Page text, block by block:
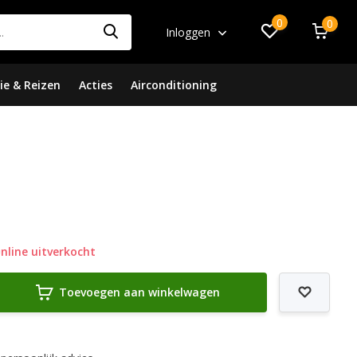
Inloggen
0 0
& Reizen Acties Airconditioning
uitverkocht
Toevoegen aan winkelwagen